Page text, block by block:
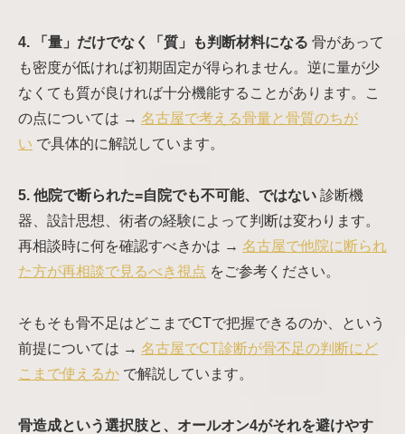
4. 「量」だけでなく「質」も判断材料になる 骨があって
も密度が低ければ初期固定が得られません。逆に量が少
なくても質が良ければ十分機能することがあります。こ
の点については → 名古屋で考える骨量と骨質のちが
い で具体的に解説しています。
5. 他院で断られた=自院でも不可能、ではない 診断機
器、設計思想、術者の経験によって判断は変わります。
再相談時に何を確認すべきかは → 名古屋で他院に断られ
た方が再相談で見るべき視点 をご参考ください。
そもそも骨不足はどこまでCTで把握できるのか、という
前提については → 名古屋でCT診断が骨不足の判断にど
こまで使えるか で解説しています。
骨造成という選択肢と、オールオン4がそれを避けやす